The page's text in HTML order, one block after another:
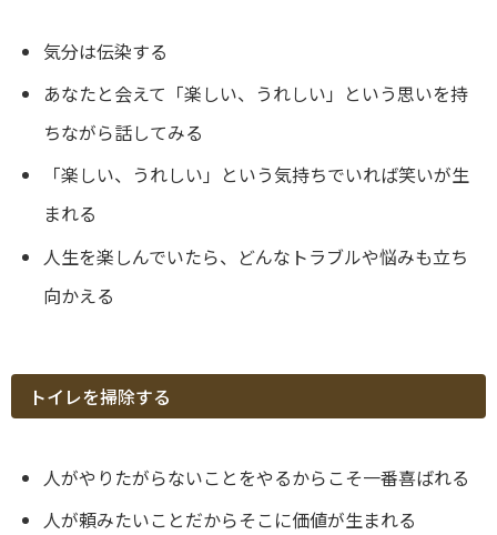
気分は伝染する
あなたと会えて「楽しい、うれしい」という思いを持
ちながら話してみる
「楽しい、うれしい」という気持ちでいれば笑いが生
まれる
人生を楽しんでいたら、どんなトラブルや悩みも立ち
向かえる
トイレを掃除する
人がやりたがらないことをやるからこそ一番喜ばれる
人が頼みたいことだからそこに価値が生まれる